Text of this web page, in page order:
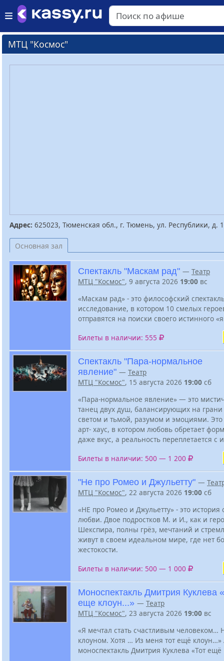
МТЦ "Космос"
Адрес: 625023, Тюменская обл., г. Тюмень, ул. Республики, д.
Основная зал
Спектакль "Маскам рад" — Театр
МТЦ "Космос", 9 августа 2026 19:00 вс
«Маскам рад» - это философский
исследование, в котором 10 смелых
отправятся на поиски своего истинного
Билеты в наличии: 555
Спектакль "Пара-нормальное
явление" — Театр
МТЦ "Космос", 15 августа 2026 19:00 сб
«Пара-нормальное явление» — это
танец двух душ, балансирующих на
светом и тьмой, разумом и эмоциями. Это
арт- хаус, в котором любовь обретает
даже вкус, а реальность переплетается с
Билеты в наличии: 500 — 1 200
"Не про Ромео и Джульетту" —
МТЦ "Космос", 22 августа 2026 19:00 сб
«НЕ про Ромео и Джульетту» - это история
любви. Двое подростков М. и И., как и
Шекспира, полны грёз, мечтаний и
живут в своем идеальном мире, где нет
жестокости.
Билеты в наличии: 500 — 1 000
Моноспектакль Дмитрия Куклева
еще клоун...» — Театр
МТЦ "Космос", 23 августа 2026 19:00 вс
«Я мечтал стать счастливым человеком…
клоуном. Хотя … Из меня тот ещё клоун…»
моноспектакль Дмитрия Куклева «Тот